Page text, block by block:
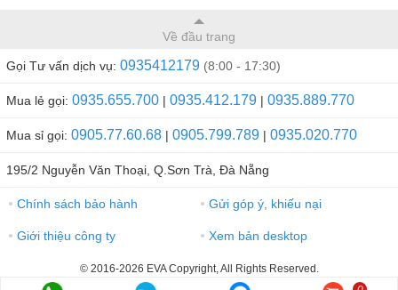
Về đầu trang
Gọi Tư vấn dịch vụ: 0935412179 (8:00 - 17:30)
Mua lẻ gọi: 0935.655.700 | 0935.412.179 | 0935.889.770
Mua sỉ gọi: 0905.77.60.68 | 0905.799.789 | 0935.020.770
195/2 Nguyễn Văn Thoại, Q.Sơn Trà, Đà Nẵng
● Chính sách bảo hành ● Gửi góp ý, khiếu nại
● Giới thiệu công ty ● Xem bản desktop
© 2016-2026 EVA Copyright, All Rights Reserved.